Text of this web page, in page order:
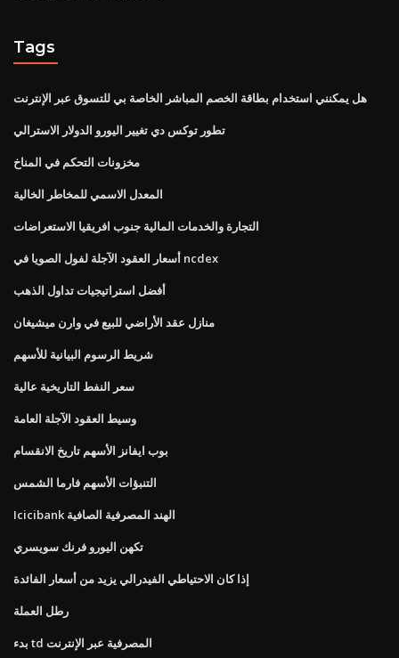
Tags
هل يمكنني استخدام بطاقة الخصم المباشر الخاصة بي للتسوق عبر الإنترنت
تطور توكس دي تغيير اليورو الدولار الاسترالي
مخزونات التحكم في المناخ
المعدل الاسمي للمخاطر الخالية
التجارة والخدمات المالية جنوب افريقيا الاستعراضات
أسعار العقود الآجلة لفول الصويا في ncdex
أفضل استراتيجيات تداول الذهب
منازل عقد الأراضي للبيع في وارن ميشيغان
شريط الرسوم البيانية للأسهم
سعر النفط التاريخية عالية
وسيط العقود الآجلة العامة
بوب ايفانز الأسهم تاريخ الانقسام
التنبؤات الأسهم فارما الشمس
Icicibank الهند المصرفية الصافية
تكهن اليورو فرنك سويسري
إذا كان الاحتياطي الفيدرالي يزيد من أسعار الفائدة
رطل العملة
بدء td المصرفية عبر الإنترنت